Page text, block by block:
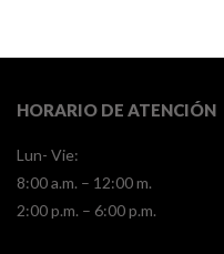
HORARIO DE ATENCIÓN
Lun- Vie:
8:00 a.m. – 12:00 m.
2:00 p.m. – 6:00 p.m.